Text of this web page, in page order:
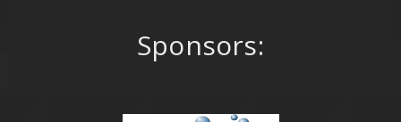
Sponsors: